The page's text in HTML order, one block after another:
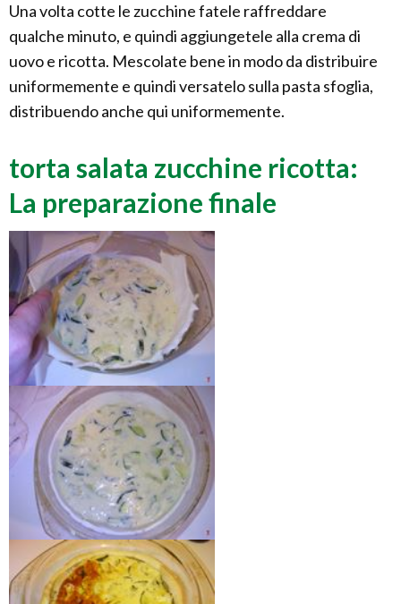
Una volta cotte le zucchine fatele raffreddare
qualche minuto, e quindi aggiungetele alla crema di
uovo e ricotta. Mescolate bene in modo da distribuire
uniformemente e quindi versatelo sulla pasta sfoglia,
distribuendo anche qui uniformemente.
torta salata zucchine ricotta:
La preparazione finale